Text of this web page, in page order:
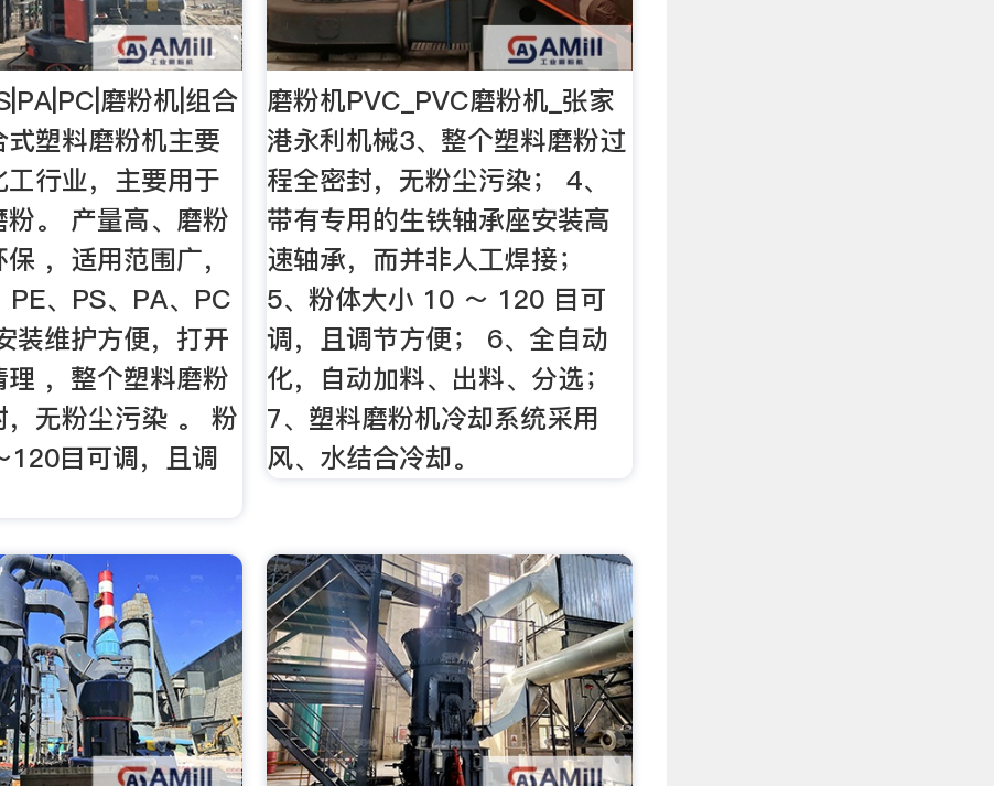
磨粉机|组合
式塑料磨粉机主要
行业，主要用于
粉。 产量高、磨粉
，适用范围广，
PE、PS、PA、PC
装维护方便，打开
理 ，整个塑料磨粉
，无粉尘污染 。 粉
120目可调，且调
磨粉机PVC_PVC磨粉机_张家
港永利机械3、整个塑料磨粉过
程全密封，无粉尘污染； 4、
带有专用的生铁轴承座安装高
速轴承，而并非人工焊接；
5、粉体大小 10 ～ 120 目可
调，且调节方便； 6、全自动
化，自动加料、出料、分选；
7、塑料磨粉机冷却系统采用
风、水结合冷却。